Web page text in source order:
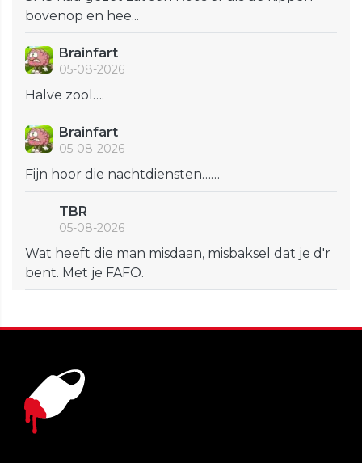
bovenop en hee...
Brainfart
05-08-2026
Halve zool….
Brainfart
05-08-2026
Fijn hoor die nachtdiensten……
TBR
05-08-2026
Wat heeft die man misdaan, misbaksel dat je d'r
bent. Met je FAFO.